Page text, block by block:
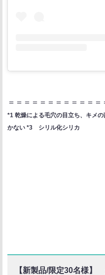
＝＝＝＝＝＝＝＝＝＝＝＝
*1 乾燥による毛穴の目立ち、キメ
かない *3 シリル化シリカ
【新製品/限定30名様】